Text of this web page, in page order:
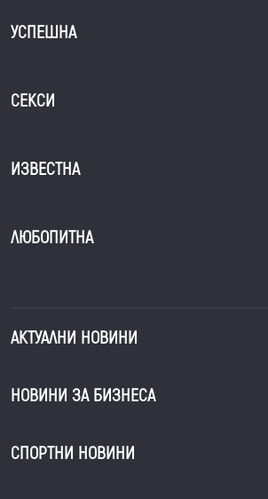
УСПЕШНА
СЕКСИ
ИЗВЕСТНА
ЛЮБОПИТНА
АКТУАЛНИ НОВИНИ
НОВИНИ ЗА БИЗНЕСА
СПОРТНИ НОВИНИ